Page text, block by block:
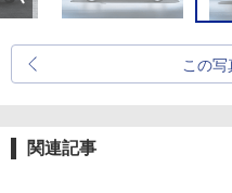
この
関連記事